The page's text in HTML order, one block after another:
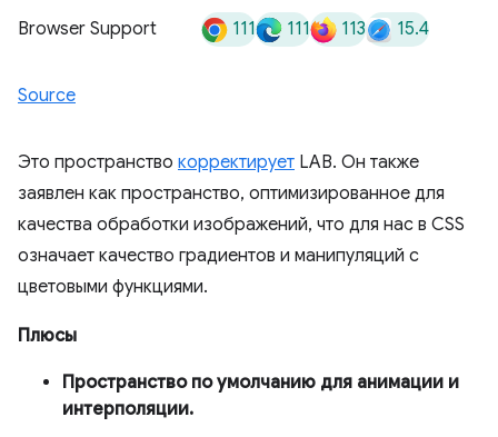
Browser Support 111 111 113 15.4
Source
Это пространство корректирует LAB. Он также
заявлен как пространство, оптимизированное для
качества обработки изображений, что для нас в CSS
означает качество градиентов и манипуляций с
цветовыми функциями.
Плюсы
Пространство по умолчанию для анимации и
интерполяции.